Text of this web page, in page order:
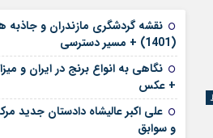
آپارات
رمز عبور
مرا به خاطر بسپار
نقشه گردشگری مازندران و جاذبه
(1401) + مسیر دسترسی
نگاهی به انواع برنج در ایران و
+ عکس
علی‌ اکبر عالیشاه دادستان جدید
و سوابق